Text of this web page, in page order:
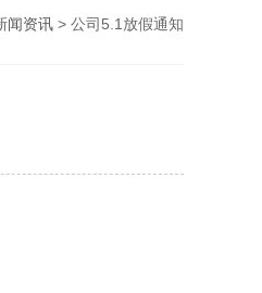
闻资讯 > 公司5.1放假通知